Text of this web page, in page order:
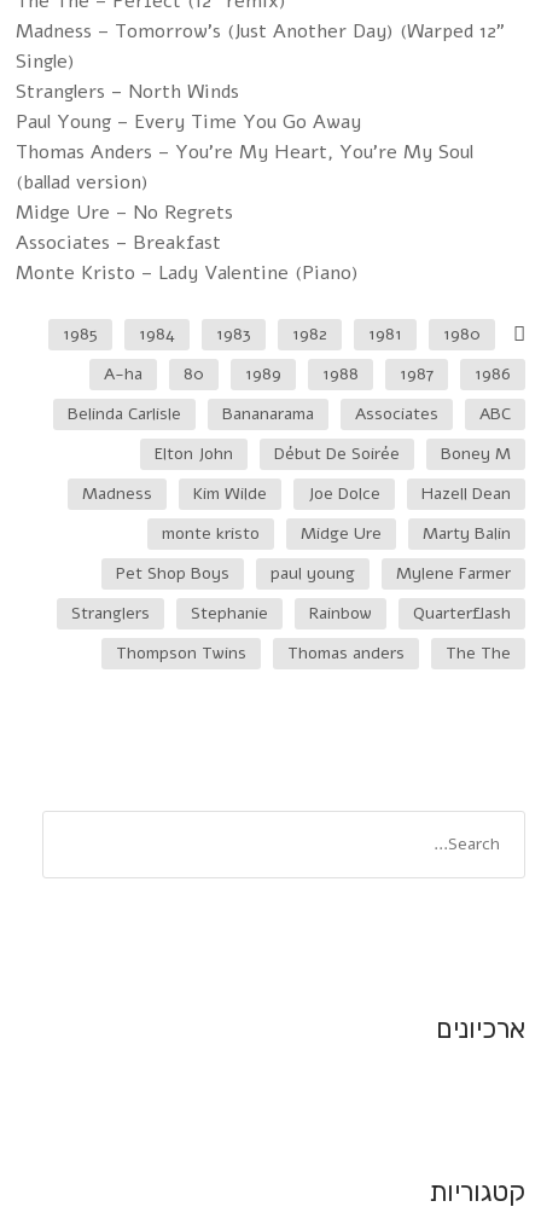
Madness – Tomorrow's (Just Another Day) (Warped 12"
Single)
Stranglers – North Winds
Paul Young – Every Time You Go Away
Thomas Anders – You're My Heart, You're My Soul
(ballad version)
Midge Ure – No Regrets
Associates – Breakfast
Monte Kristo – Lady Valentine (Piano)
1980
1981
1982
1983
1984
1985
1986
1987
1988
1989
80
A-ha
ABC
Associates
Bananarama
Belinda Carlisle
Boney M
Début De Soirée
Elton John
Hazell Dean
Joe Dolce
Kim Wilde
Madness
Marty Balin
Midge Ure
monte kristo
Mylene Farmer
paul young
Pet Shop Boys
Quarterflash
Rainbow
Stephanie
Stranglers
The The
Thomas anders
Thompson Twins
ארכיונים
קטגוריות